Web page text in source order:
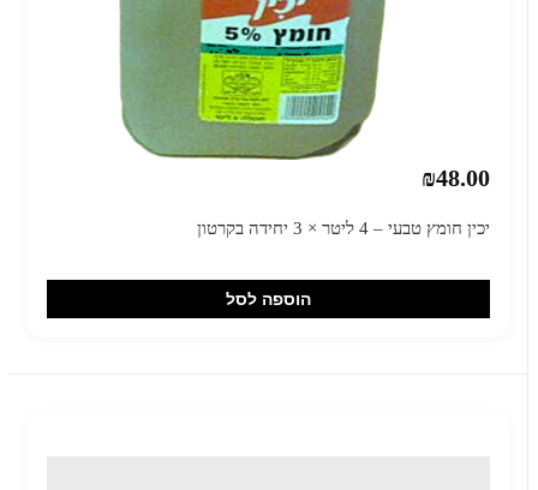
₪48.00
יכין חומץ טבעי – 4 ליטר × 3 יחידה בקרטון
הוספה לסל